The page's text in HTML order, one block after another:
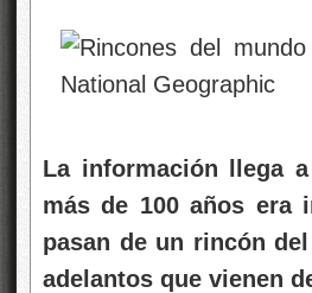
La información llega
más de 100 años era
pasan de un rincón
adelantos que vienen